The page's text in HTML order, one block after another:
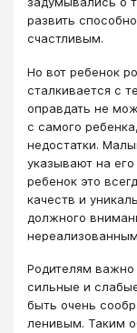
развить
счастливым.
Но вот ребенок
сталкивается с
оправдать не
с самого
недостатки.
указывают на
ребенок это
качеств и
должного
Родителям важно
сильные и
быть очень
ленивым. Таким